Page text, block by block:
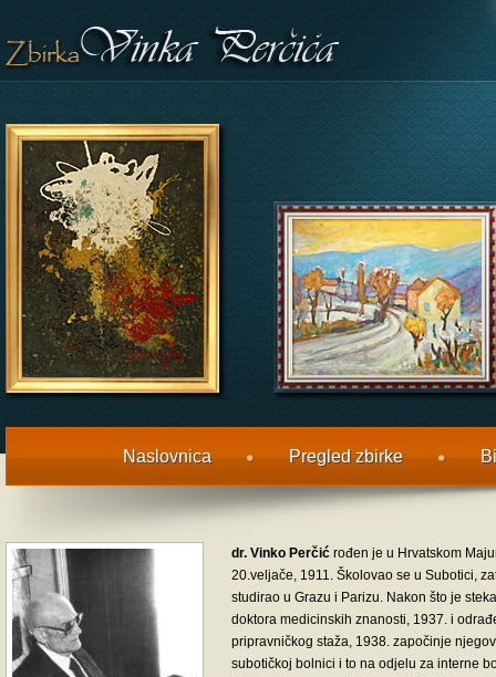
Naslovnica Pregled zbirke
O zbirci
dr. Vinko Perčić rođen je u Hrvatskom
20.veljače, 1911. Školovao se u Subotici,
studirao u Grazu i Parizu. Nakon što je
doktora medicinskih znanosti, 1937. i
pripravničkog staža, 1938. započinje
subotičkoj bolnici i to na odjelu za interne